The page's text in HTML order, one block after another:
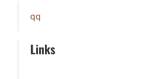
qq
Links